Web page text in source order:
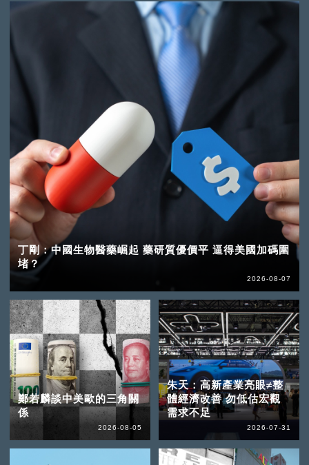
丁剛：中國生物醫藥崛起 藥研質優價平 逼得美國加碼圍
堵？
2026-08-07
鄭若麟談中美歐的三角關
係
2026-08-05
朱天：高新產業亮眼≠整
體經濟改善 勿低估宏觀
需求不足
2026-07-31